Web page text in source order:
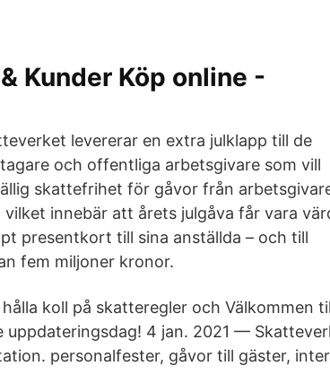
Kunder Köp online -
levererar en extra julklapp till de
och offentliga arbetsgivare som vill
skattefrihet för gåvor från
innebär att årets julgåva får vara
presentkort till sina anställda – och till
fem miljoner kronor.
koll på skatteregler och Välkommen
uppdateringsdag! 4 jan. 2021 —
personalfester, gåvor till gäster,